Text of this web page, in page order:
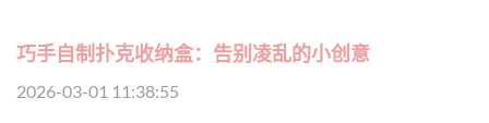
巧手自制扑克收纳盒：告别凌乱的小创意
2026-03-01 11:38:55